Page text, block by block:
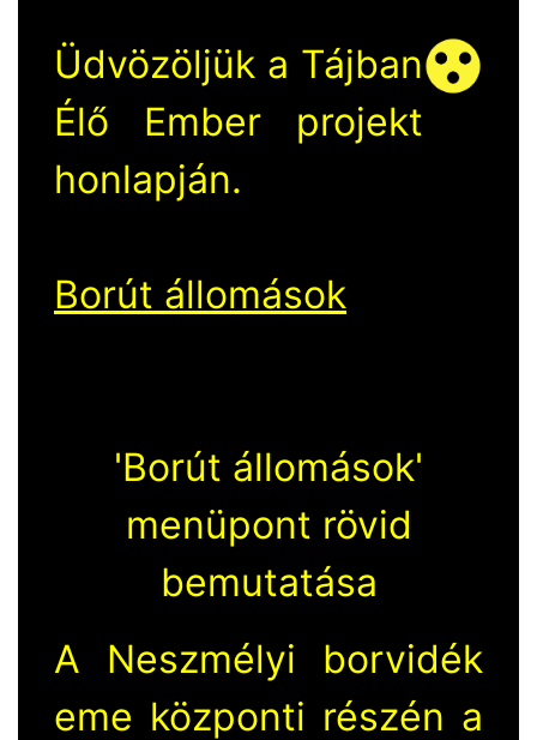
Üdvözöljük a Tájban
Élő Ember projekt
honlapján.
Borút állomások
'Borút állomások'
menüpont rövid
bemutatása
A Neszmélyi borvidék
eme központi részén a